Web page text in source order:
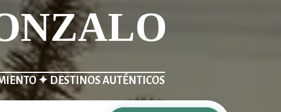
✦ DESTINOS AUTÉNTICOS